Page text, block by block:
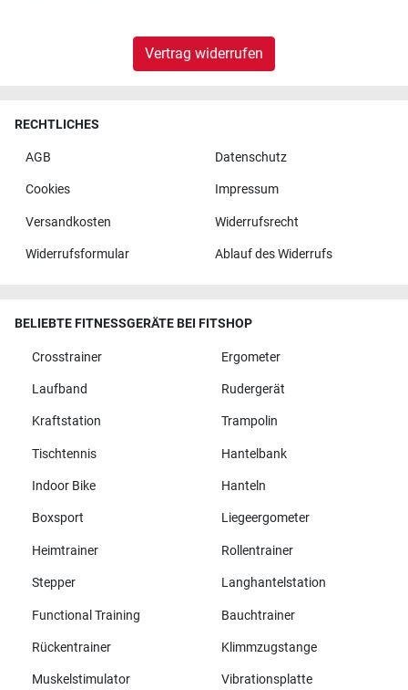
Vertrag widerrufen
RECHTLICHES
AGB Datenschutz
Cookies Impressum
Versandkosten Widerrufsrecht
Widerrufsformular Ablauf des Widerrufs
BELIEBTE FITNESSGERÄTE BEI FITSHOP
Crosstrainer Ergometer
Laufband Rudergerät
Kraftstation Trampolin
Tischtennis Hantelbank
Indoor Bike Hanteln
Boxsport Liegeergometer
Heimtrainer Rollentrainer
Stepper Langhantelstation
Functional Training Bauchtrainer
Rückentrainer Klimmzugstange
Muskelstimulator Vibrationsplatte